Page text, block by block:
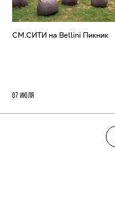
СМ.СИТИ на Bellini Пикник
07 ИЮЛЯ